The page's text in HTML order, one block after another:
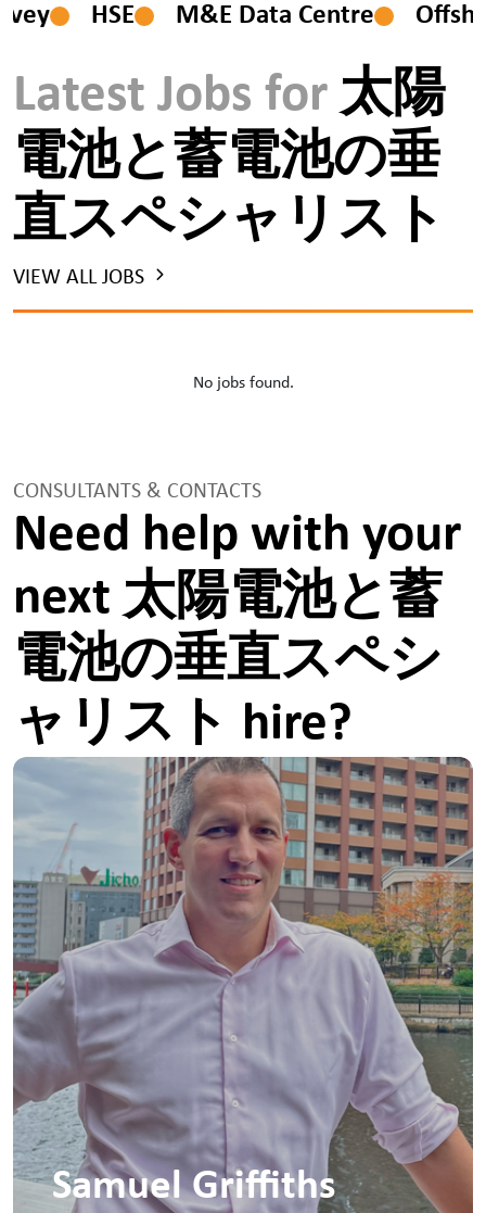
HSE M&E Data Centre
Latest Jobs for 太陽
電池と蓄電池の垂
直スペシャリスト
VIEW ALL JOBS
No jobs found.
CONSULTANTS & CONTACTS
Need help with your
next 太陽電池と蓄
電池の垂直スペシ
ャリスト hire?
Samuel Griffiths